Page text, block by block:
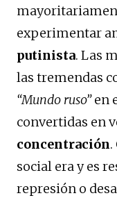
experimentar
putinista. Las
las tremendas
“Mundo ruso”en
convertidas en
concentración
social era y es
represión o